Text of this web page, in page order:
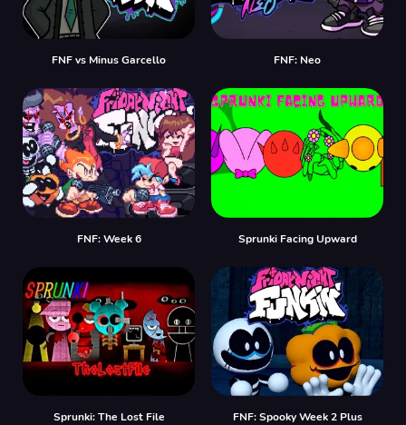
FNF vs Minus Garcello FNF: Neo
FNF: Week 6 Sprunki Facing Upward
Sprunki: The Lost File FNF: Spooky Week 2 Plus